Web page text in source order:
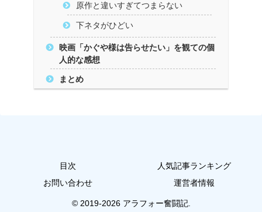
原作と違いすぎてつまらない
下ネタがひどい
映画「かぐや様は告らせたい」を観ての個
人的な感想
まとめ
目次
人気記事ランキング
お問い合わせ
運営者情報
© 2019-2026 アラフォー奮闘記.